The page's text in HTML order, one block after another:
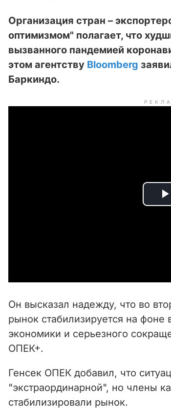
Организация стран –
оптимизмом" полагает, что
вызванного пандемией
этом агентству Bloomberg
Баркиндо.
Он высказал надежду, что во
рынок стабилизируется на фоне
экономики и серьезного
ОПЕК+.
Генсек ОПЕК добавил, что
"экстраординарной", но члены
стабилизировали рынок.